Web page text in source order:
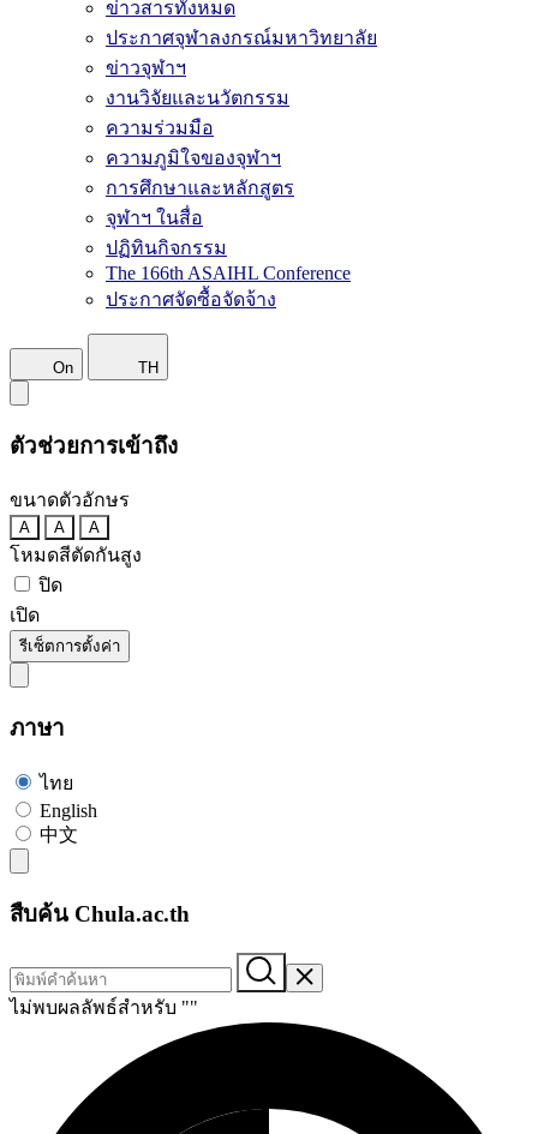
ข่าวสารทั้งหมด
ประกาศจุฬาลงกรณ์มหาวิทยาลัย
ข่าวจุฬาฯ
งานวิจัยและนวัตกรรม
ความร่วมมือ
ความภูมิใจของจุฬาฯ
การศึกษาและหลักสูตร
จุฬาฯ ในสื่อ
ปฏิทินกิจกรรม
The 166th ASAIHL Conference
ประกาศจัดซื้อจัดจ้าง
On TH
ตัวช่วยการเข้าถึง
ขนาดตัวอักษร
A A A
โหมดสีตัดกันสูง
ปิด
เปิด
รีเซ็ตการตั้งค่า
ภาษา
ไทย
English
中文
สืบค้น Chula.ac.th
ไม่พบผลลัพธ์สำหรับ ""